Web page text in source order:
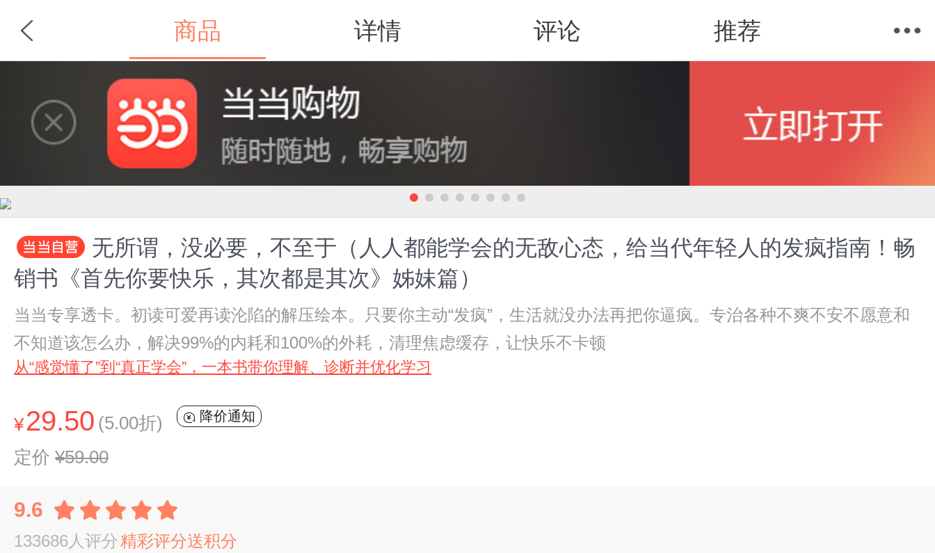
商品 详情 评论 推荐
分类 我的当当
无所谓，没必要，不至于（人人都能学会的无敌心态，给当代年轻人的发疯指南！畅
销书《首先你要快乐，其次都是其次》姊妹篇）
当当专享透卡。初读可爱再读沦陷的解压绘本。只要你主动“发疯”，生活就没办法再把你逼疯。专治各种不爽不安不愿意和
不知道该怎么办，解决99%的内耗和100%的外耗，清理焦虑缓存，让快乐不卡顿
从“感觉懂了”到“真正学会”，一本书带你理解、诊断并优化学习
¥29.50 (5.00折) 降价通知
定价 ¥59.00
9.6
133686人评分精彩评分送积分